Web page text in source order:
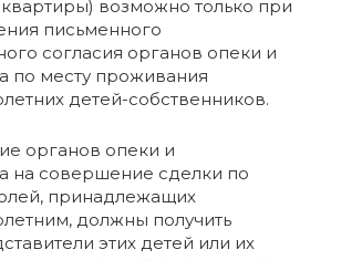
возможно только при
письменного
согласия органов опеки и
по месту проживания
детей-собственников.
органов опеки и
на совершение сделки по
принадлежащих
должны получить
этих детей или их